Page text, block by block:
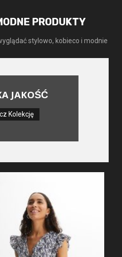
PRODUKTY
stylowo, kobieco i modnie
JAKOŚĆ
Kolekcję